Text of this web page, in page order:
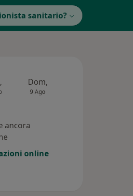
sanitario?
Dom,
9 Ago
ancora
online